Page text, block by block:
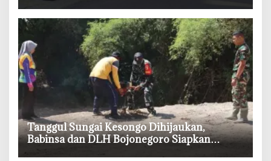
Tembakau
‎Tanggul Sungai Kesongo Dihijaukan,
Babinsa dan DLH Bojonegoro Siapkan